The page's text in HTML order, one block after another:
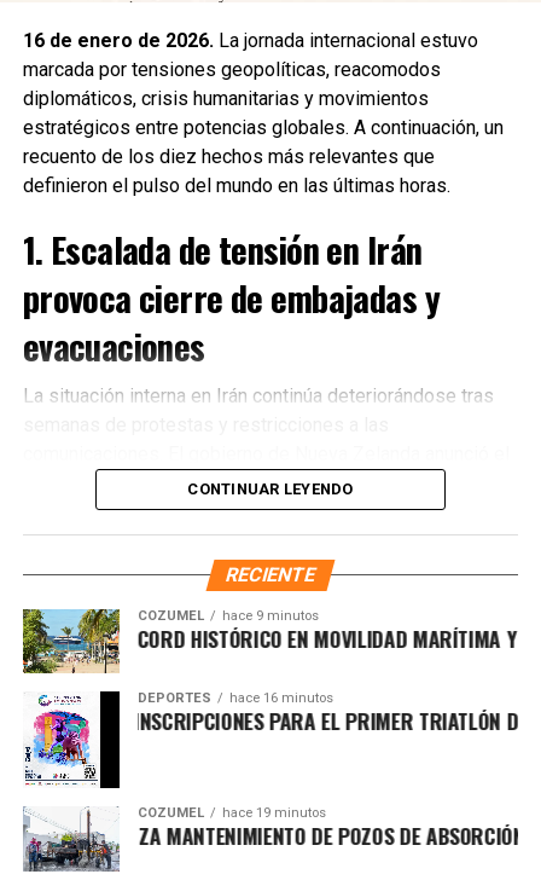
Recibe las noticias al instante
Únete al canal oficial de WhatsApp de
Quinto Podery recibe las noticias más
importantes de Quintana Roo directamente
en tu teléfono.
16 de enero de 2026.La jornada internacional estuvo
marcada por tensiones geopolíticas, reacomodos
diplomáticos, crisis humanitarias y movimientos
estratégicos entre potencias globales. A continuación, un
recuento de los diez hechos más relevantes que
definieron el pulso del mundo en las últimas horas.
1. Escalada de tensión en Irán
provoca cierre de embajadas y
evacuaciones
La situación interna en Irán continúa deteriorándose tras
cierre de su embajada en Teherány la evacuación
inmediata de su personal diplomático ante el incremento
de riesgos para la seguridad. Diversos países
occidentales reiteraron llamados a sus ciudadanos para
abandonar el territorio iraní.
2. Estados Unidos pospone ataque
contra Irán tras presiones
regionales
Fuentes diplomáticas señalaron que el presidente de
Estados Unidos decidióaplazar una acción militar
contra Irán luego de recibir presiones de Arabia Saudita,
CONTINUAR LEYENDO
RECIENTE
COZUMEL hace 9 minutos
ROMPE RÉCORD HISTÓRICO EN MOVILIDAD MARÍTIMA Y
DEPORTES hace 16 minutos
ABRE INSCRIPCIONES PARA EL PRIMER TRIATLÓN DE
COZUMEL hace 19 minutos
REFUERZA MANTENIMIENTO DE POZOS DE ABSORCIÓN